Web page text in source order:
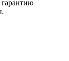
гарантию